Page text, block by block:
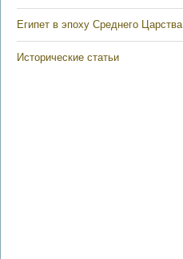
Египет в эпоху Среднего Царства
Исторические статьи